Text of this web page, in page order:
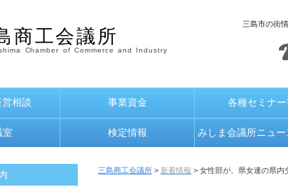
商工会議所
Chamber of Commerce and Industry
三島市の街
相談 事業資金 各種セミナ
室 検定情報 みしま会議所ニュ
三島商工会議所 > 新着情報 > 女性部が、県女連の県内